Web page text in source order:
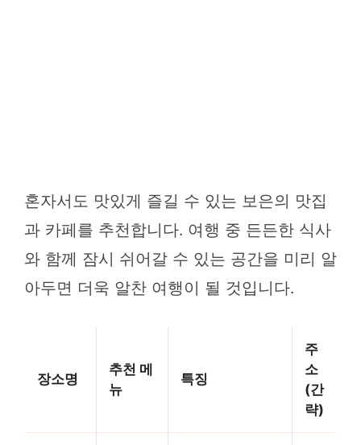
혼자서도 맛있게 즐길 수 있는 보은의 맛집
과 카페를 추천합니다. 여행 중 든든한 식사
와 함께 잠시 쉬어갈 수 있는 공간을 미리 알
아두면 더욱 알찬 여행이 될 것입니다.
장소명
추천 메
뉴
특징
주
소
(간
략)